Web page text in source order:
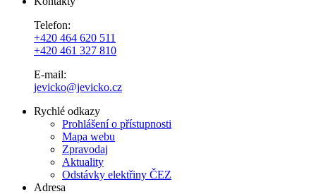
Telefon:
+420 464 620 511
+420 461 327 810
E-mail:
jevicko@jevicko.cz
Rychlé odkazy
Prohlášení o přístupnosti
Mapa webu
Zpravodaj
Aktuality
Odstávky elektřiny ČEZ
Adresa